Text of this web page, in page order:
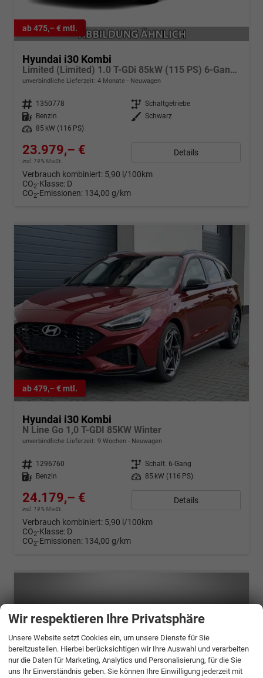
ab 475,– € mtl.
Hyundai i30 Kombi
Limited (Limited) 1.0 T-GDi 85kW (115 PS) 6-Gang-Schaltgetriebe
unverbindliche Lieferzeit: 4 Monate Neuwagen
Fahrzeugnr. 1350778 Getriebe Schaltgetriebe
Kraftstoff
Benzin Außenfarbe Schwarz
Leistung
85 kW (116 PS)
23.979,– €
incl. 19% MwSt.
Details
Verbrauch kombiniert: 5,90 l/100km
CO2-Klasse: D
CO2-Emissionen: 134,00 g/km
ab 479,– € mtl.
Hyundai i30 Kombi
N Line Go 1,0 T-GDI 85KW Winter
unverbindliche Lieferzeit: 9 Wochen Neuwagen
Fahrzeugnr. 1296760 Getriebe Schalt. 6-Gang
Kraftstoff
Benzin Leistung 85 kW (116 PS)
24.179,– €
incl. 19% MwSt.
Details
Verbrauch kombiniert: 5,90 l/100km
CO2-Klasse: D
CO2-Emissionen: 134,00 g/km
Wir respektieren Ihre Privatsphäre
Unsere Website setzt Cookies ein, um unsere Dienste für Sie
bereitzustellen. Hierbei berücksichtigen wir Ihre Auswahl und verarbeiten
nur die Daten für Marketing, Analytics und Personalisierung, für die Sie
uns Ihr Einverständnis geben. Sie können Ihre Einwilligung jederzeit mit